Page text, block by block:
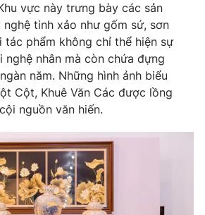
Vươn mình bằng AI
VTV8
English
vực này trưng bày các sản
tinh xảo như gốm sứ, sơn
tác phẩm không chỉ thể hiện sự
nghệ nhân mà còn chứa đựng
năm. Những hình ảnh biểu
Cột, Khuê Văn Các được lồng
nguồn văn hiến.